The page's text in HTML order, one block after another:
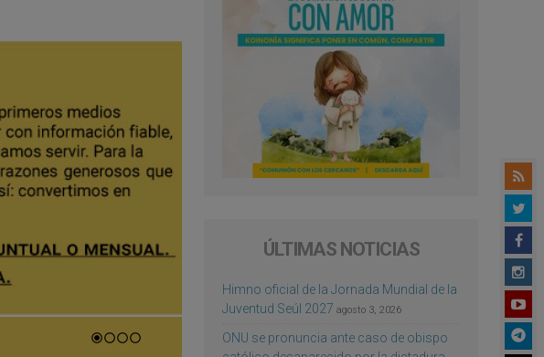
ÚLTIMAS NOTICIAS
Himno oficial de la Jornada Mundial de la
Juventud Seúl 2027 agosto 3, 2026
ONU se pronuncia ante caso de obispo